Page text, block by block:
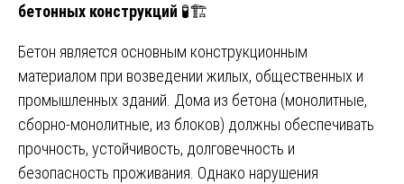
бетонных конструкций 🧪🏗️
Бетон является основным конструкционным
материалом при возведении жилых, общественных и
промышленных зданий. Дома из бетона (монолитные,
сборно-монолитные, из блоков) должны обеспечивать
прочность, устойчивость, долговечность и
безопасность проживания. Однако нарушения